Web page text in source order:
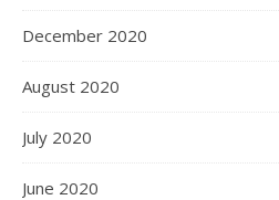
December 2020
August 2020
July 2020
June 2020